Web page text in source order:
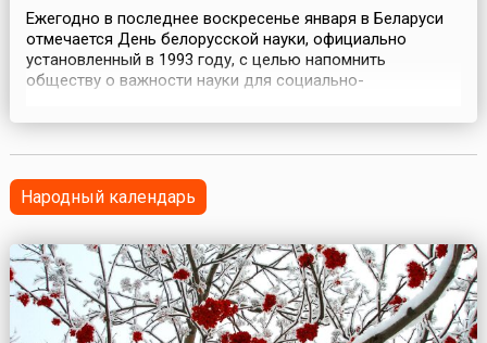
Ежегодно в последнее воскресенье января в Беларуси
отмечается День белорусской науки, официально
установленный в 1993 году, с целью напомнить
обществу о важности науки для социально-
специалистах, работающих на благо научного
Беларуси, основанная в 1928 году. ...
Народный календарь